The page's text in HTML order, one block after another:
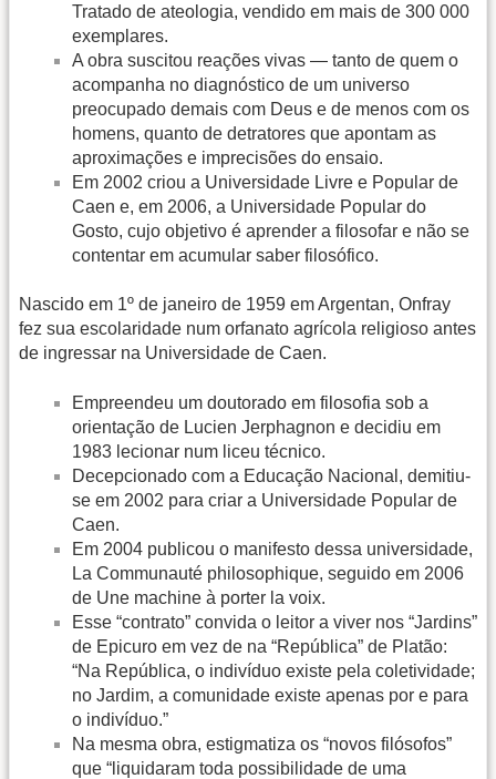
Tratado de ateologia, vendido em mais de 300 000
exemplares.
A obra suscitou reações vivas — tanto de quem o
acompanha no diagnóstico de um universo
preocupado demais com Deus e de menos com os
homens, quanto de detratores que apontam as
aproximações e imprecisões do ensaio.
Em 2002 criou a Universidade Livre e Popular de
Caen e, em 2006, a Universidade Popular do
Gosto, cujo objetivo é aprender a filosofar e não se
contentar em acumular saber filosófico.
Nascido em 1º de janeiro de 1959 em Argentan, Onfray
fez sua escolaridade num orfanato agrícola religioso antes
de ingressar na Universidade de Caen.
Empreendeu um doutorado em filosofia sob a
orientação de Lucien Jerphagnon e decidiu em
1983 lecionar num liceu técnico.
Decepcionado com a Educação Nacional, demitiu-
se em 2002 para criar a Universidade Popular de
Caen.
Em 2004 publicou o manifesto dessa universidade,
La Communauté philosophique, seguido em 2006
de Une machine à porter la voix.
Esse “contrato” convida o leitor a viver nos “Jardins”
de Epicuro em vez de na “República” de Platão:
“Na República, o indivíduo existe pela coletividade;
no Jardim, a comunidade existe apenas por e para
o indivíduo.”
Na mesma obra, estigmatiza os “novos filósofos”
que “liquidaram toda possibilidade de uma